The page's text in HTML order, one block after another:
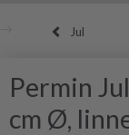
Jul
Permin
cm Ø,